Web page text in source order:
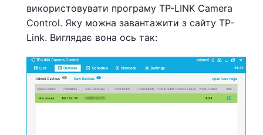
використовувати програму TP-LINK Camera
Control. Яку можна завантажити з сайту TP-
Link. Виглядає вона ось так: